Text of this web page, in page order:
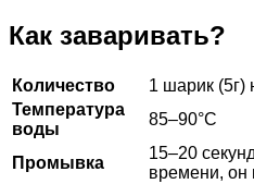
Как заваривать?
Количество
1 шарик (5г)
Температура
воды
85–90°C
Промывка
15–20
времени, он